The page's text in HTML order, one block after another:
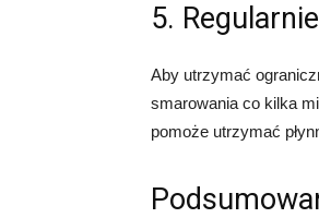
5.
Aby utrzymać
smarowania co kilka
pomoże utrzymać